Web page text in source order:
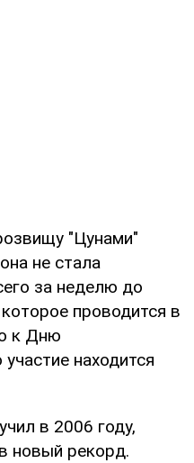
"Цунами"
не стала
за неделю до
проводится в
к Дню
находится
в 2006 году,
новый рекорд.